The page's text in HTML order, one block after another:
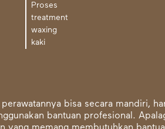
Proses
treatment
waxing
kaki
bisa secara mandiri,
bantuan profesional.